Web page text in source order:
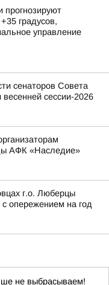
прогнозируют
градусов,
управление
сенаторов Совета
сессии-2026
АФК «Наследие»
г.о. Люберцы
с опережением на год
не выбрасываем!